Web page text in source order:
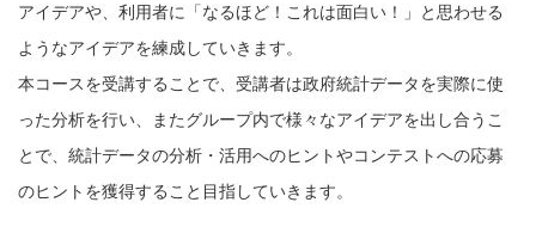
アイデアや、利用者に「なるほど！これは面白い！」と思わせる
ようなアイデアを練成していきます。
本コースを受講することで、受講者は政府統計データを実際に使
った分析を行い、またグループ内で様々なアイデアを出し合うこ
とで、統計データの分析・活用へのヒントやコンテストへの応募
のヒントを獲得すること目指していきます。